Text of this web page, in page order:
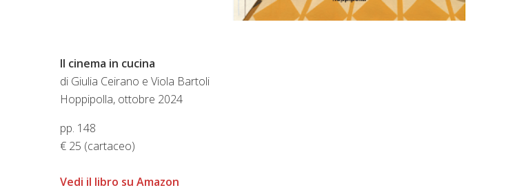
Il cinema in cucina
di Giulia Ceirano e Viola Bartoli
Hoppipolla, ottobre 2024
pp. 148
€ 25 (cartaceo)
Vedi il libro su Amazon